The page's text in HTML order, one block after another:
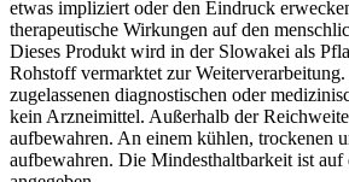
etwas impliziert oder den Eindruck
therapeutische Wirkungen auf den
Dieses Produkt wird in der Slowakei als
Rohstoff vermarktet zur
zugelassenen diagnostischen oder
kein Arzneimittel. Außerhalb der
aufbewahren. An einem kühlen, trockenen
aufbewahren. Die Mindesthaltbarkeit ist auf